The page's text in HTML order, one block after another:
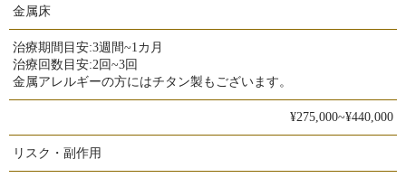
金属床
治療期間目安:3週間~1カ月
治療回数目安:2回~3回
金属アレルギーの方にはチタン製もございます。
¥275,000~¥440,000
リスク・副作用